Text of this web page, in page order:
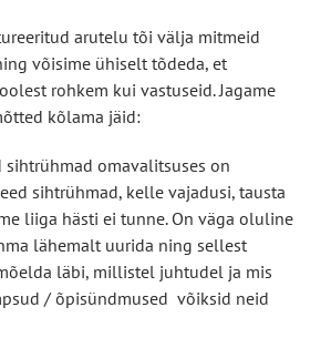
arutelu tõi välja mitmeid
võisime ühiselt tõdeda, et
rohkem kui vastuseid. Jagame
kõlama jäid:
sihtrühmad omavalitsuses on
sihtrühmad, kelle vajadusi, tausta
liiga hästi ei tunne. On väga oluline
lähemalt uurida ning sellest
läbi, millistel juhtudel ja mis
/ õpisündmused võiksid neid